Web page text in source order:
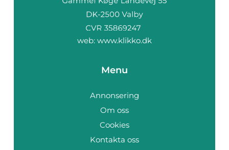
web: www.klikko.dk
Menu
Annonsering
Om oss
Cookies
Kontakta oss